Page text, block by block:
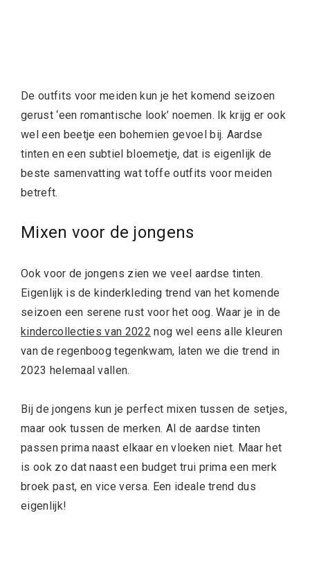
De outfits voor meiden kun je het komend seizoen
gerust ‘een romantische look’ noemen. Ik krijg er ook
wel een beetje een bohemien gevoel bij. Aardse
tinten en een subtiel bloemetje, dat is eigenlijk de
beste samenvatting wat toffe outfits voor meiden
betreft.
Mixen voor de jongens
Ook voor de jongens zien we veel aardse tinten.
Eigenlijk is de kinderkleding trend van het komende
seizoen een serene rust voor het oog. Waar je in de
kindercollecties van 2022 nog wel eens alle kleuren
van de regenboog tegenkwam, laten we die trend in
2023 helemaal vallen.
Bij de jongens kun je perfect mixen tussen de setjes,
maar ook tussen de merken. Al de aardse tinten
passen prima naast elkaar en vloeken niet. Maar het
is ook zo dat naast een budget trui prima een merk
broek past, en vice versa. Een ideale trend dus
eigenlijk!